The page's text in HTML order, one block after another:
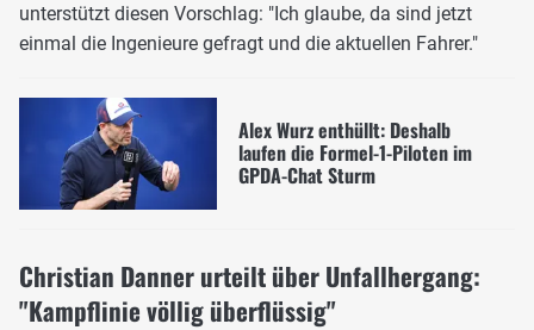
unterstützt diesen Vorschlag: "Ich glaube, da sind jetzt
einmal die Ingenieure gefragt und die aktuellen Fahrer."
Alex Wurz enthüllt: Deshalb
laufen die Formel-1-Piloten im
GPDA-Chat Sturm
Christian Danner urteilt über Unfallhergang:
"Kampflinie völlig überflüssig"